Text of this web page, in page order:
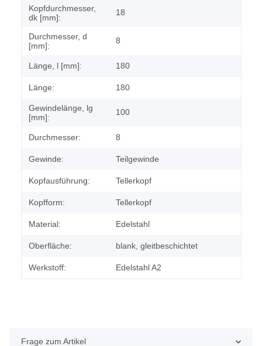
Kopfdurchmesser,
dk [mm]:
18
Durchmesser, d
[mm]:
8
Länge, l [mm]: 180
Länge: 180
Gewindelänge, lg
[mm]:
100
Durchmesser: 8
Gewinde: Teilgewinde
Kopfausführung: Tellerkopf
Kopfform: Tellerkopf
Material: Edelstahl
Oberfläche: blank, gleitbeschichtet
Werkstoff: Edelstahl A2
Frage zum Artikel